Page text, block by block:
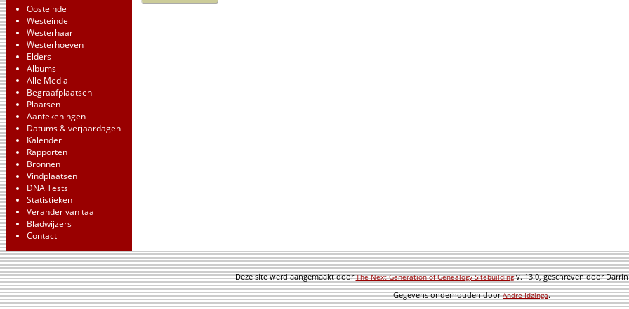
Oosteinde
Westeinde
Westerhaar
Westerhoeven
Elders
Albums
Alle Media
Begraafplaatsen
Plaatsen
Aantekeningen
Datums & verjaardagen
Kalender
Rapporten
Bronnen
Vindplaatsen
DNA Tests
Statistieken
Verander van taal
Bladwijzers
Contact
Deze site werd aangemaakt doorThe Next Generation of Genealogy Sitebuildingv. 13.0, geschreven door
Gegevens onderhouden doorAndre Idzinga.